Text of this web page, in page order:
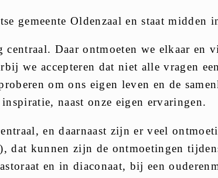
gemeente Oldenzaal en staat midden
centraal. Daar ontmoeten we elkaar
we accepteren dat niet alle vragen
om ons eigen leven en de
naast onze eigen ervaringen.
en daarnaast zijn er veel
dat kunnen zijn de ontmoetingen
en in diaconaat, bij een